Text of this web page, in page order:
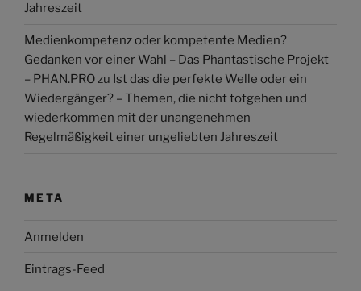
Jahreszeit
Medienkompetenz oder kompetente Medien?
Gedanken vor einer Wahl – Das Phantastische Projekt
– PHAN.PROzu Ist das die perfekte Welle oder ein
Wiedergänger? – Themen, die nicht totgehen und
wiederkommen mit der unangenehmen
Regelmäßigkeit einer ungeliebten Jahreszeit
META
Anmelden
Eintrags-Feed